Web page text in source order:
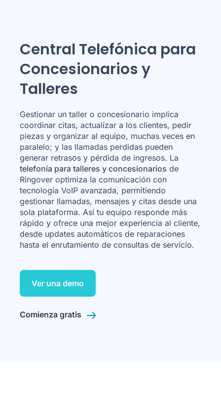
Central Telefónica para
Concesionarios y
Talleres
Gestionar un taller o concesionario implica
coordinar citas, actualizar a los clientes, pedir
piezas y organizar al equipo, muchas veces en
paralelo; y las llamadas perdidas pueden
generar retrasos y pérdida de ingresos. La
telefonía para talleres y concesionarios de
Ringover optimiza la comunicación con
tecnología VoIP avanzada, permitiendo
gestionar llamadas, mensajes y citas desde una
sola plataforma. Así tu equipo responde más
rápido y ofrece una mejor experiencia al cliente,
desde updates automáticos de reparaciones
hasta el enrutamiento de consultas de servicio.
Ver una demo
Comienza gratis